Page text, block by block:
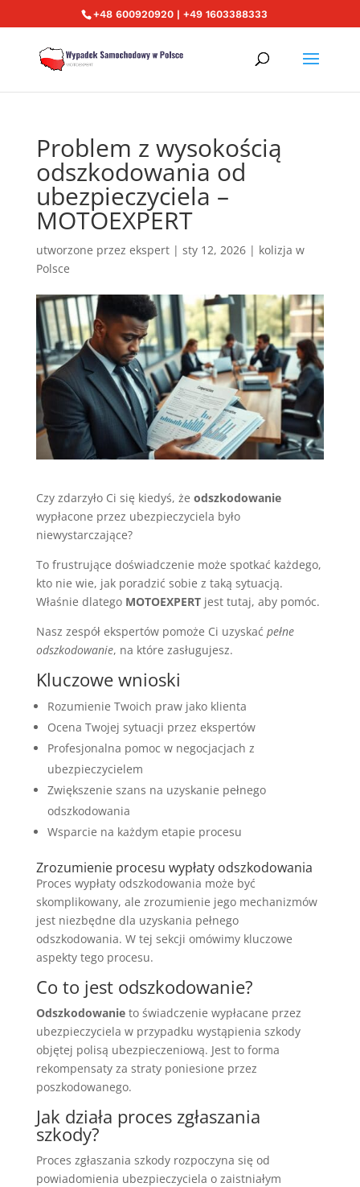
+48 600920920 | +49 1603388333
Problem z wysokością
odszkodowania od
ubezpieczyciela –
MOTOEXPERT
utworzone przez ekspert| sty 12, 2026| kolizja w
Polsce
Czy zdarzyło Ci się kiedyś, że odszkodowanie
wypłacone przez ubezpieczyciela było
niewystarczające?
To frustrujące doświadczenie może spotkać każdego,
kto nie wie, jak poradzić sobie z taką sytuacją.
Właśnie dlatego MOTOEXPERTjest tutaj, aby pomóc.
Nasz zespół ekspertów pomoże Ci uzyskać pełne
odszkodowanie, na które zasługujesz.
Kluczowe wnioski
Rozumienie Twoich praw jako klienta
Ocena Twojej sytuacji przez ekspertów
Profesjonalna pomoc w negocjacjach z
ubezpieczycielem
Zwiększenie szans na uzyskanie pełnego
odszkodowania
Wsparcie na każdym etapie procesu
Zrozumienie procesu wypłaty odszkodowania
Proces wypłaty odszkodowania może być
skomplikowany, ale zrozumienie jego mechanizmów
jest niezbędne dla uzyskania pełnego
odszkodowania. W tej sekcji omówimy kluczowe
aspekty tego procesu.
Co to jest odszkodowanie?
Odszkodowanieto świadczenie wypłacane przez
ubezpieczyciela w przypadku wystąpienia szkody
objętej polisą ubezpieczeniową. Jest to forma
rekompensaty za straty poniesione przez
poszkodowanego.
Jak działa proces zgłaszania
szkody?
Proces zgłaszania szkody rozpoczyna się od
powiadomienia ubezpieczyciela o zaistniałym